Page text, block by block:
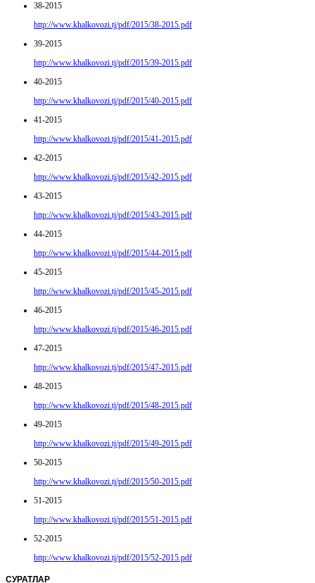
38-2015
http://www.khalkovozi.tj/pdf/2015/38-2015.pdf
39-2015
http://www.khalkovozi.tj/pdf/2015/39-2015.pdf
40-2015
http://www.khalkovozi.tj/pdf/2015/40-2015.pdf
41-2015
http://www.khalkovozi.tj/pdf/2015/41-2015.pdf
42-2015
http://www.khalkovozi.tj/pdf/2015/42-2015.pdf
43-2015
http://www.khalkovozi.tj/pdf/2015/43-2015.pdf
44-2015
http://www.khalkovozi.tj/pdf/2015/44-2015.pdf
45-2015
http://www.khalkovozi.tj/pdf/2015/45-2015.pdf
46-2015
http://www.khalkovozi.tj/pdf/2015/46-2015.pdf
47-2015
http://www.khalkovozi.tj/pdf/2015/47-2015.pdf
48-2015
http://www.khalkovozi.tj/pdf/2015/48-2015.pdf
49-2015
http://www.khalkovozi.tj/pdf/2015/49-2015.pdf
50-2015
http://www.khalkovozi.tj/pdf/2015/50-2015.pdf
51-2015
http://www.khalkovozi.tj/pdf/2015/51-2015.pdf
52-2015
http://www.khalkovozi.tj/pdf/2015/52-2015.pdf
СУРАТЛАР